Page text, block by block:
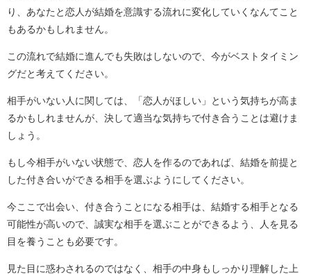
り、あなたと恋人が結婚を意識する流れに変化していくなんてこと
もあるかもしれません。
この流れで結婚に進んでも失敗はしないので、今がベストタイミン
グだと考えてください。
相手がいない人に関しては、「恋人がほしい」という気持ちが高ま
るかもしれませんが、決して適当な気持ちで付き合うことは避けま
しょう。
もし今相手がいない状態で、恋人を作るのであれば、結婚を前提と
した付き合いができる相手を選ぶようにしてください。
今ここで出会い、付き合うことになる相手は、結婚する相手となる
可能性が高いので、誠実な相手を選ぶことができるよう、人を見る
目を養うことも必要です。
見た目に惑わされるのではなく、相手の中身もしっかり理解した上